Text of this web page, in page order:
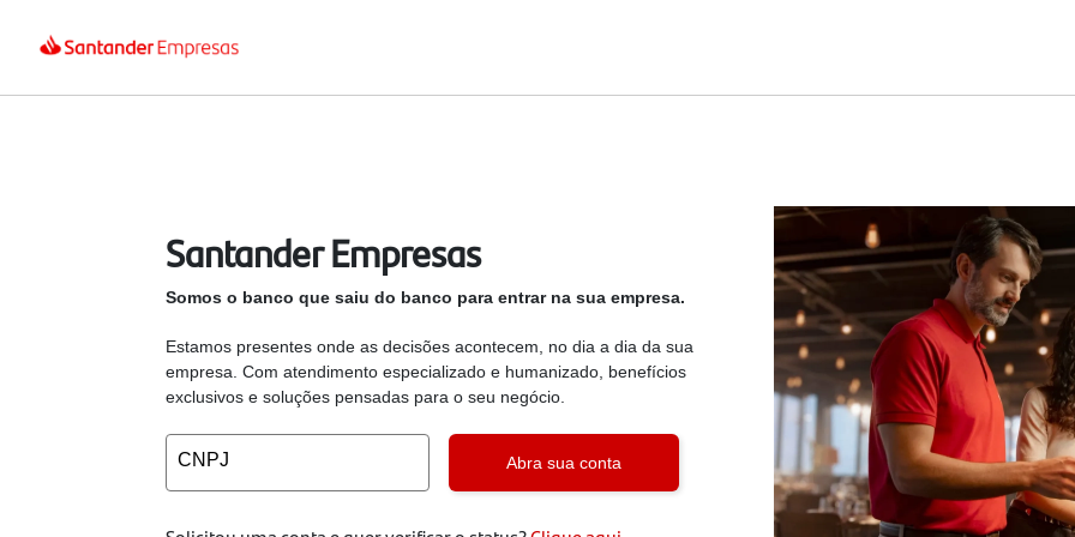
Santander Empresas
Somos o banco que saiu do banco para entrar na sua empresa.
Estamos presentes onde as decisões acontecem, no dia a dia da sua
empresa. Com atendimento especializado e humanizado, benefícios
exclusivos e soluções pensadas para o seu negócio.
CNPJ Abra sua conta